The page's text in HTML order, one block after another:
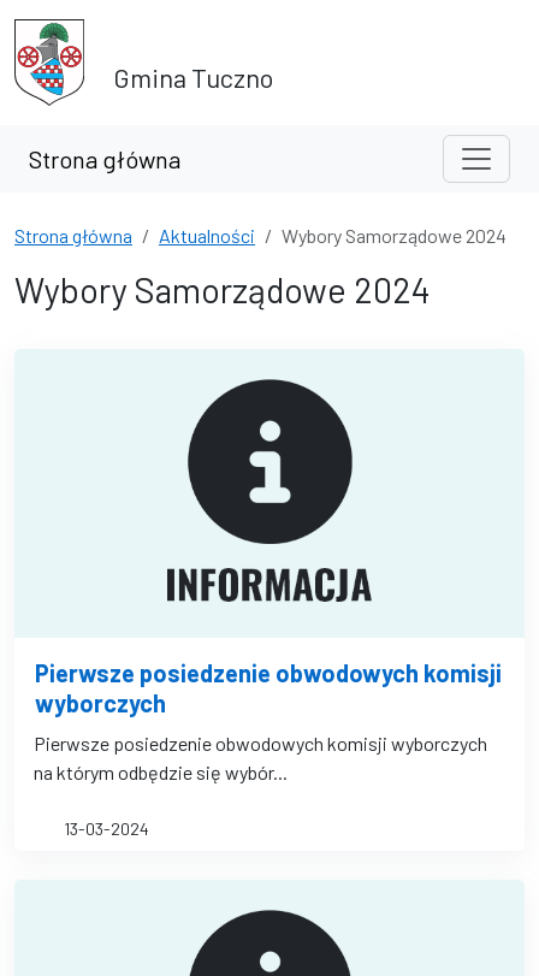
Przejdź do treści
Przejdź do wyszukiwarki
Gmina Tuczno
Strona główna
Strona główna Aktualności Wybory Samorządowe 2024
Wybory Samorządowe 2024
Pierwsze posiedzenie obwodowych komisji
wyborczych
Pierwsze posiedzenie obwodowych komisji wyborczych
na którym odbędzie się wybór...
13-03-2024